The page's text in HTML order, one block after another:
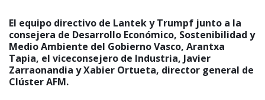
El equipo directivo de Lantek y Trumpf junto a la
consejera de Desarrollo Económico, Sostenibilidad y
Medio Ambiente del Gobierno Vasco, Arantxa
Tapia, el viceconsejero de Industria, Javier
Zarraonandia y Xabier Ortueta, director general de
Clúster AFM.